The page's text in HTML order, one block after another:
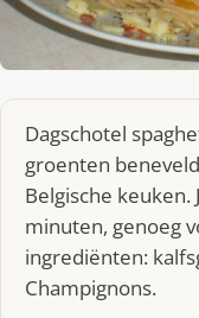
Dagschotel
groenten
Belgische
minuten, genoeg
ingrediënten:
Champignons.